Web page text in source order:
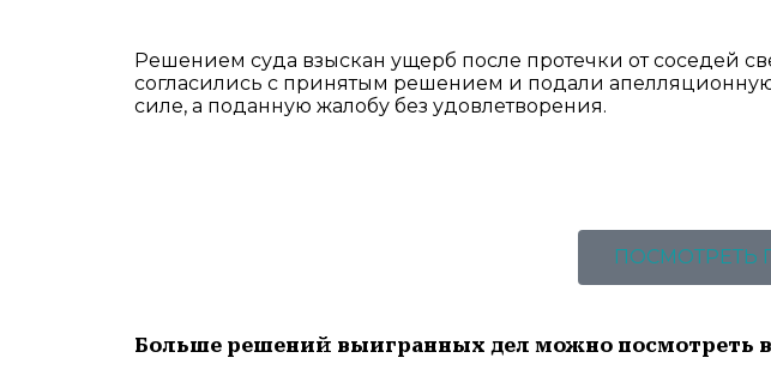
Решением суда взыскан ущерб после протечки от соседей
согласились с принятым решением и подали
силе, а поданную жалобу без удовлетворения.
ПОСМОТРЕТЬ
Больше решений выигранных дел можно посмотреть